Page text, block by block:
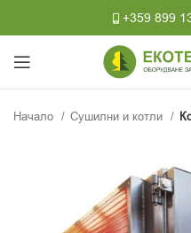
+359 899
Начало Сушилни и котли